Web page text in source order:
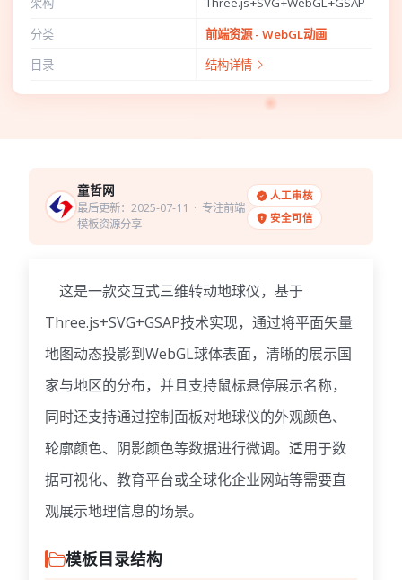
分类
前端资源 - WebGL动画
目录
结构详情
童哲网
最后更新：2025-07-11 · 专注前端
模板资源分享
人工审核
安全可信
这是一款交互式三维转动地球仪，基于
Three.js+SVG+GSAP技术实现，通过将平面矢量
地图动态投影到WebGL球体表面，清晰的展示国
家与地区的分布，并且支持鼠标悬停展示名称，
同时还支持通过控制面板对地球仪的外观颜色、
轮廓颜色、阴影颜色等数据进行微调。适用于数
据可视化、教育平台或全球化企业网站等需要直
观展示地理信息的场景。
模板目录结构